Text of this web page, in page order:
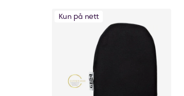
Kun på nett